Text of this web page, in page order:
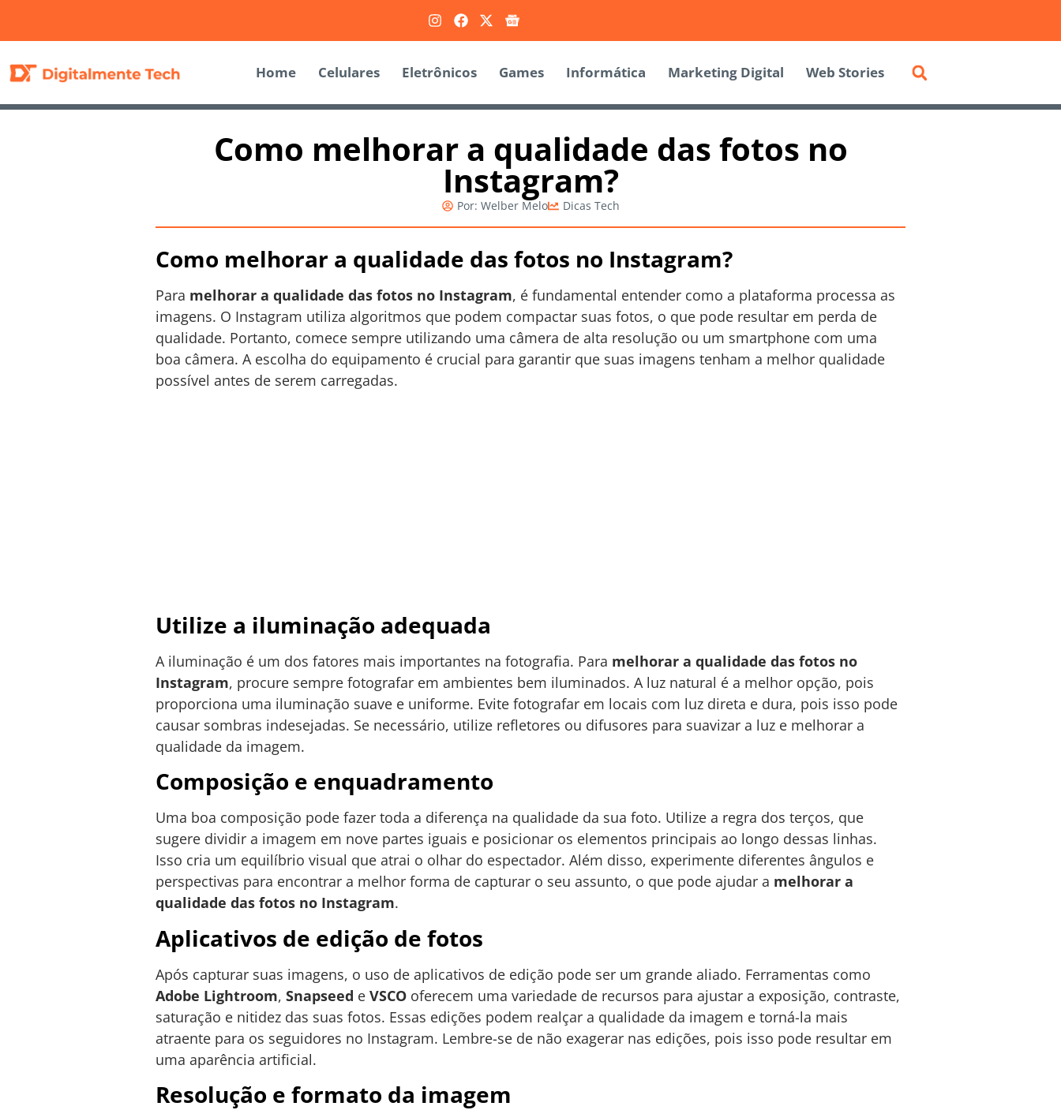
Home Celulares Eletrônicos Games Informática Marketing Digital Web Stories
Como melhorar a qualidade das fotos no
Instagram?
Por: Welber Melo Dicas Tech
Como melhorar a qualidade das fotos no Instagram?
Para melhorar a qualidade das fotos no Instagram, é fundamental entender como a plataforma processa as
imagens. O Instagram utiliza algoritmos que podem compactar suas fotos, o que pode resultar em perda de
qualidade. Portanto, comece sempre utilizando uma câmera de alta resolução ou um smartphone com uma
boa câmera. A escolha do equipamento é crucial para garantir que suas imagens tenham a melhor qualidade
possível antes de serem carregadas.
Utilize a iluminação adequada
A iluminação é um dos fatores mais importantes na fotografia. Para melhorar a qualidade das fotos no
Instagram, procure sempre fotografar em ambientes bem iluminados. A luz natural é a melhor opção, pois
proporciona uma iluminação suave e uniforme. Evite fotografar em locais com luz direta e dura, pois isso pode
causar sombras indesejadas. Se necessário, utilize refletores ou difusores para suavizar a luz e melhorar a
qualidade da imagem.
Composição e enquadramento
Uma boa composição pode fazer toda a diferença na qualidade da sua foto. Utilize a regra dos terços, que
sugere dividir a imagem em nove partes iguais e posicionar os elementos principais ao longo dessas linhas.
Isso cria um equilíbrio visual que atrai o olhar do espectador. Além disso, experimente diferentes ângulos e
perspectivas para encontrar a melhor forma de capturar o seu assunto, o que pode ajudar a melhorar a
qualidade das fotos no Instagram.
Aplicativos de edição de fotos
Após capturar suas imagens, o uso de aplicativos de edição pode ser um grande aliado. Ferramentas como
Adobe Lightroom, Snapseed e VSCO oferecem uma variedade de recursos para ajustar a exposição, contraste,
saturação e nitidez das suas fotos. Essas edições podem realçar a qualidade da imagem e torná-la mais
atraente para os seguidores no Instagram. Lembre-se de não exagerar nas edições, pois isso pode resultar em
uma aparência artificial.
Resolução e formato da imagem